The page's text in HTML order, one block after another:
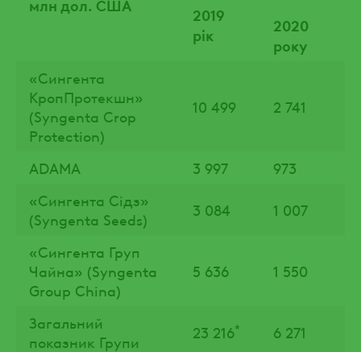
2019
рік
2020
року
«Сингента
КропПротекшн»
(Syngenta Crop
Protection)
10 499 2 741
ADAMA 3 997
973
«Сингента Сідз»
(Syngenta Seeds)
3 084 1 007
«Сингента Груп
Чайна» (Syngenta
Group China)
5 636 1 550
Загальний
показник Групи
23 216* 6 271